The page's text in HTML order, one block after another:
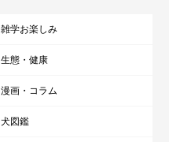
雑学お楽しみ
生態・健康
漫画・コラム
犬図鑑